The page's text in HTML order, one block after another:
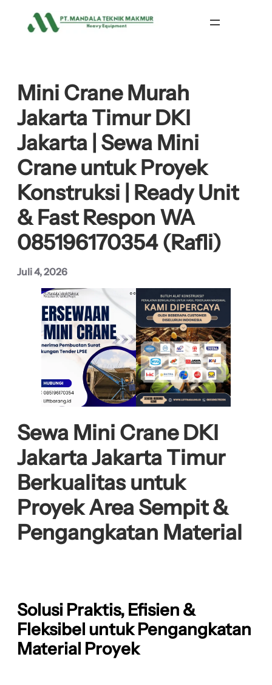
Mini Crane Murah
Jakarta Timur DKI
Jakarta | Sewa Mini
Crane untuk Proyek
Konstruksi | Ready Unit
& Fast Respon WA
085196170354 (Rafli)
Juli 4, 2026
Sewa Mini Crane DKI
Jakarta Jakarta Timur
Berkualitas untuk
Proyek Area Sempit &
Pengangkatan Material
Solusi Praktis, Efisien &
Fleksibel untuk Pengangkatan
Material Proyek